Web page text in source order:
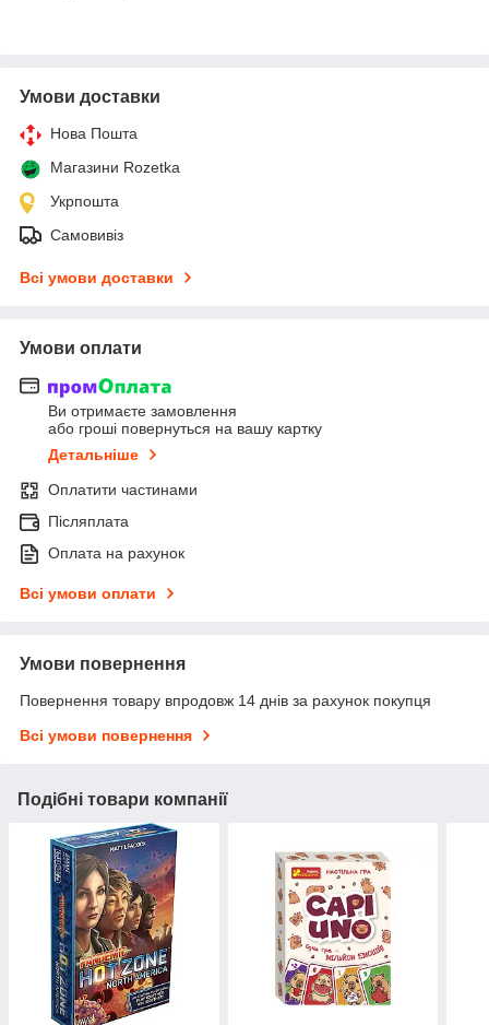
Умови доставки
Нова Пошта
Магазини Rozetka
Укрпошта
Самовивіз
Всі умови доставки
Умови оплати
Ви отримаєте замовлення
або гроші повернуться на вашу картку
Детальніше
Оплатити частинами
Післяплата
Оплата на рахунок
Всі умови оплати
Умови повернення
Повернення товару впродовж 14 днів за рахунок покупця
Всі умови повернення
Подібні товари компанії